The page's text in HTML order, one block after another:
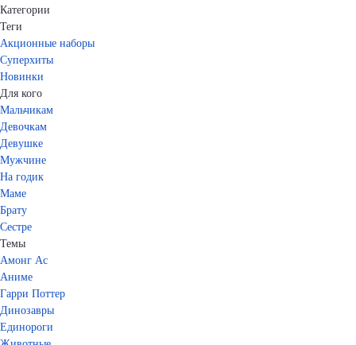
Категории
Теги
Акционные наборы
Суперхиты
Новинки
Для кого
Мальчикам
Девочкам
Девушке
Мужчине
На годик
Маме
Брату
Сестре
Темы
Амонг Ас
Аниме
Гарри Поттер
Динозавры
Единороги